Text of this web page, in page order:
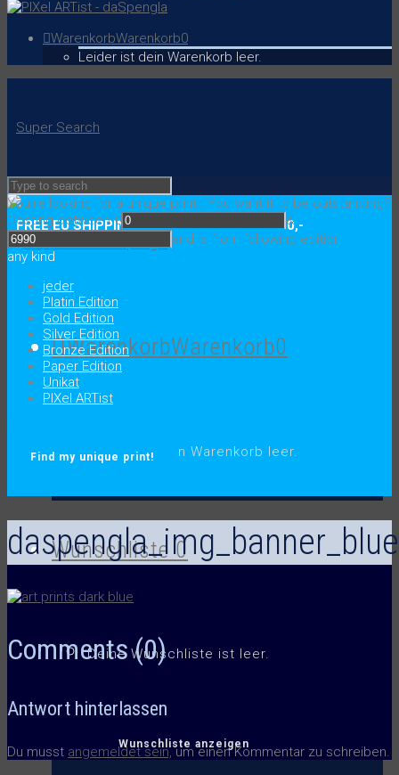
WarenkorbWarenkorb0
Leider ist dein Warenkorb leer.
Super Search
FREE EU SHIPPING ON ORDERS OVER € 150,-
WarenkorbWarenkorb0
Leider ist dein Warenkorb leer.
Wunschliste 0
Deine Wunschliste ist leer.
Wunschliste anzeigen
You're looking for a unique print . You want it to be outstanding?
Costing between €
&
and is from following edition
any kind
jeder
Platin Edition
Gold Edition
Silver Edition
Bronze Edition
Paper Edition
Unikat
PIXel ARTist
.
Find my unique print!
daspengla_img_banner_blue
Comments (0)
Antwort hinterlassen
Du musst angemeldet sein,um einen Kommentar zu schreiben.